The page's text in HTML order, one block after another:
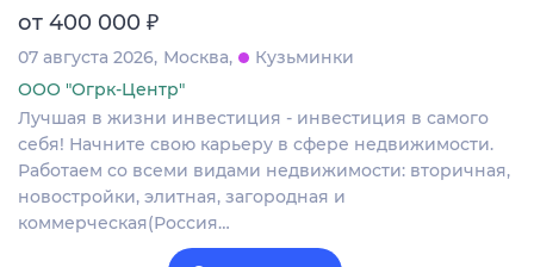
от 400 000 ₽
07 августа 2026 Москва
Кузьминки
ООО "Огрк-Центр"
Лучшая в жизни инвестиция - инвестиция в самого
себя! Начните свою карьеру в сфере недвижимости.
Работаем со всеми видами недвижимости: вторичная,
новостройки, элитная, загородная и
коммерческая(Россия…